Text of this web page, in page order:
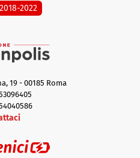
2022
19 - 00185 Roma